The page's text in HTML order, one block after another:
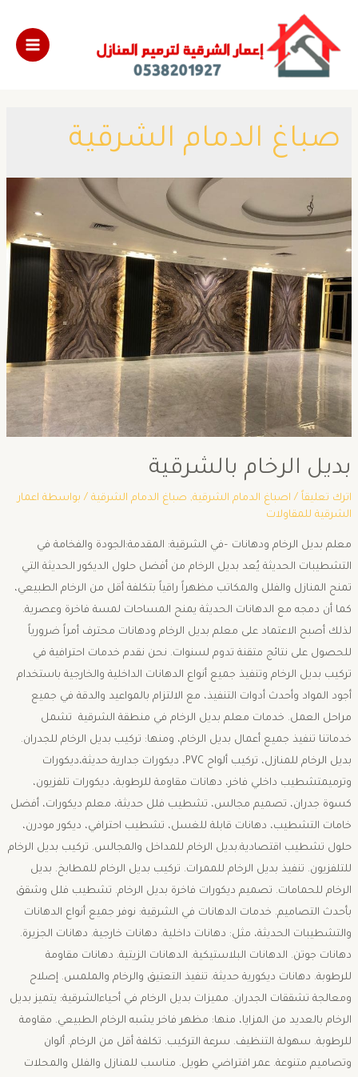
صباغ الدمام الشرقية
بديل الرخام بالشرقية
اترك تعليقاً / اصباغ الدمام الشرقية, صباغ الدمام الشرقية/ بواسطة اعمار
الشرقية للمقاولات
معلم بديل الرخام ودهانات –في الشرقية: المقدمة:الجودة والفخامة في
التشطيبات الحديثة يُعد بديل الرخام من أفضل حلول الديكور الحديثة التي
تمنح المنازل والفلل والمكاتب مظهراً راقياً بتكلفة أقل من الرخام الطبيعي،
كما أن دمجه مع الدهانات الحديثة يمنح المساحات لمسة فاخرة وعصرية.
لذلك أصبح الاعتماد على معلم بديل الرخام ودهانات محترف أمراً ضرورياً
للحصول على نتائج متقنة تدوم لسنوات. نحن نقدم خدمات احترافية في
تركيب بديل الرخام وتنفيذ جميع أنواع الدهانات الداخلية والخارجية باستخدام
أجود المواد وأحدث أدوات التنفيذ، مع الالتزام بالمواعيد والدقة في جميع
مراحل العمل. خدمات معلم بديل الرخام في منطقة الشرقية تشمل
خدماتنا تنفيذ جميع أعمال بديل الرخام، ومنها: تركيب بديل الرخام للجدران.
بديل الرخام للمنازل، تركيب ألواح PVC، ديكورات جدارية حديثة،ديكورات
وترميمتشطيب داخلي فاخر، دهانات مقاومة للرطوبة، ديكورات تلفزيون،
كسوة جدران، تصميم مجالس، تشطيب فلل حديثة، معلم ديكورات، أفضل
خامات التشطيب، دهانات قابلة للغسل، تشطيب احترافي، ديكور مودرن،
حلول تشطيب اقتصادية.بديل الرخام للمداخل والمجالس. تركيب بديل الرخام
للتلفزيون. تنفيذ بديل الرخام للممرات. تركيب بديل الرخام للمطابخ. بديل
الرخام للحمامات. تصميم ديكورات فاخرة بديل الرخام. تشطيب فلل وشقق
بأحدث التصاميم. خدمات الدهانات في الشرقية: نوفر جميع أنواع الدهانات
والتشطيبات الحديثة، مثل: دهانات داخلية. دهانات خارجية. دهانات الجزيرة.
دهانات جوتن. الدهانات البلاستيكية. الدهانات الزيتية. دهانات مقاومة
للرطوبة. دهانات ديكورية حديثة. تنفيذ التعتيق والرخام والملمس. إصلاح
ومعالجة تشققات الجدران. مميزات بديل الرخام في أحياءالشرقية: يتميز بديل
الرخام بالعديد من المزايا، منها: مظهر فاخر يشبه الرخام الطبيعي. مقاومة
للرطوبة. سهولة التنظيف. سرعة التركيب. تكلفة أقل من الرخام. ألوان
وتصاميم متنوعة. عمر افتراضي طويل. مناسب للمنازل والفلل والمحلات